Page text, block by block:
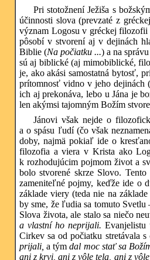
Pri stotožnení Ježiša s
účinnosti slova (prevzaté z
význam Logosu v gréckej filozofii
pôsobí v stvorení aj v dejinách
Biblie (Na počiatku ...) a na
sú aj biblické (aj mimobiblické,
je, ako akási samostatná bytosť,
prítomnosť vidno v jeho dejinách
ich aj prekonáva, lebo u Jána je
len akýmsi tajomným Božím
Jánovi však nejde o
a o spásu ľudí (čo však
doby, najmä pokiaľ ide o
filozofia a viera v Krista ako
k rozhodujúcim pojmom život a
bolo stvorené skrze Slovo.
zameniteľné pojmy, keďže ide o
základe viery (teda nie na
by sme, že ľudia sa tomuto
Slova života, ale stalo sa niečo
a vlastní ho neprijali.
Cirkev sa od počiatku stretávala
prijali,a týmdal moc stať sa
ani z krvi, ani z vôle tela, ani z